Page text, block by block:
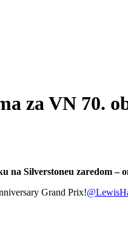
za VN 70.
Silverstoneu zaredom –
Grand Prix!